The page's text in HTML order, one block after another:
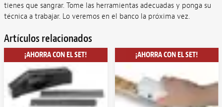
tienes que sangrar. Tome las herramientas adecuadas y ponga su
técnica a trabajar. Lo veremos en el banco la próxima vez.
Artículos relacionados
¡AHORRA CON EL SET! ¡AHORRA CON EL SET!